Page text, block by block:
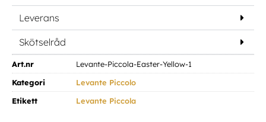
Leverans
Skötselråd
Art.nr
Levante-Piccola-Easter-Yellow-1
Kategori
Levante Piccolo
Etikett
Levante Piccola